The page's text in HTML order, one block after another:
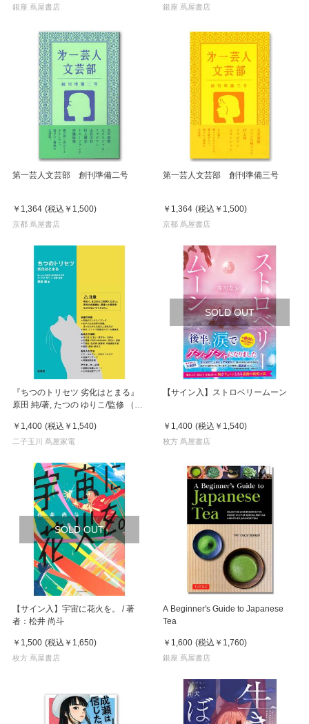
銀座 蔦屋書店 銀座 蔦屋書店
第一芸人文芸部 創刊準備二号
￥1,364 (税込 ￥1,500)
京都 蔦屋書店
第一芸人文芸部 創刊準備三号
￥1,364 (税込 ￥1,500)
京都 蔦屋書店
『ちつのトリセツ 劣化はとまる』
原田 純/著, たつの ゆりこ/監修 （径
￥1,400 (税込 ￥1,540)
二子玉川 蔦屋家電
SOLD OUT
【サイン入】ストロベリームーン
￥1,400 (税込 ￥1,540)
枚方 蔦屋書店
SOLD OUT
【サイン入】宇宙に花火を。 / 著
者：松井 尚斗
￥1,500 (税込 ￥1,650)
枚方 蔦屋書店
A Beginner's Guide to Japanese
Tea
￥1,600 (税込 ￥1,760)
銀座 蔦屋書店